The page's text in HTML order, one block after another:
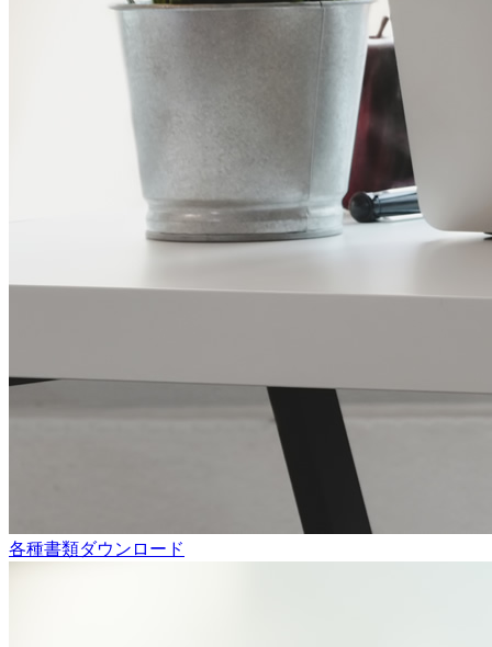
各種書類ダウンロード